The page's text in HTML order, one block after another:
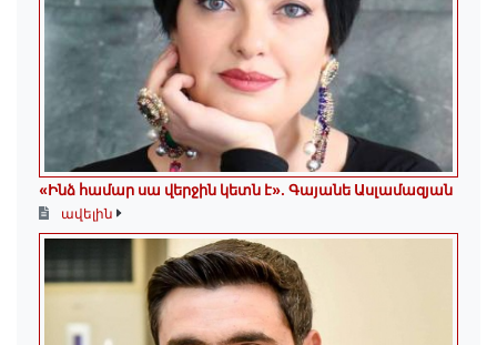
«Ինձ համար սա վերջին կետն է»․ Գայանե Ասլամազյան
ավելին